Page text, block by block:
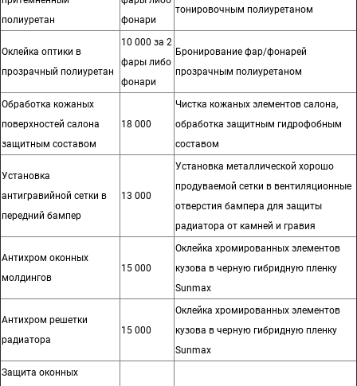
полиуретан
фонари
тонировочным полиуретаном
Оклейка оптики в
прозрачный полиуретан
10 000 за 2
фары либо
фонари
Бронирование фар/фонарей
прозрачным полиуретаном
Обработка кожаных
поверхностей салона
защитным составом
18 000
Чистка кожаных элементов салона,
обработка защитным гидрофобным
составом
Установка
антигравийной сетки в
передний бампер
13 000
Установка металлической хорошо
продуваемой сетки в вентиляционные
отверстия бампера для защиты
радиатора от камней и гравия
Антихром оконных
молдингов
15 000
Оклейка хромированных элементов
кузова в черную гибридную пленку
Sunmax
Антихром решетки
радиатора
15 000
Оклейка хромированных элементов
кузова в черную гибридную пленку
Sunmax
Защита оконных